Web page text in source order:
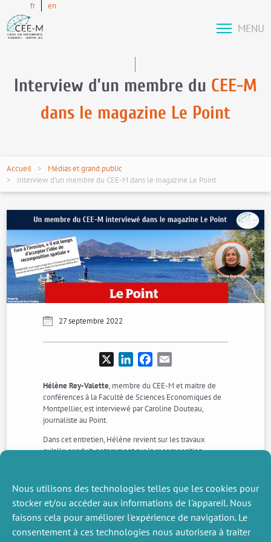
Nous utilisons des technologies telles que les cookies pour
stocker et/ou accéder aux informations de l'appareil. Nous
faisons cela pour améliorer l'expérience de navigation. Le
consentement à ces technologies nous autorisera à traiter
fr en
MENU
Interview d’un membre du CEE-M
dans le magazine Le Point
Accueil
Médias et grand public
Interview d’un membre du CEE-M dans le magazine Le Point
27 septembre 2022
LinkedInFacebook
Hélène Rey-Valette, membre du CEE-M et maitre de
conférences à la Faculté de Sciences Economiques de
Montpellier, est interviewé par Caroline Douteau,
journaliste au Point.
Dans cet entretien, Hélène revient sur les travaux
qu’elle conduit, notamment sur la recomposition
Lire l’article* >>>
*Article en accès réservé mais disponible via certaines plateformes de presse
électronique (Europresse, E-presse,…) pour les ayants droits.